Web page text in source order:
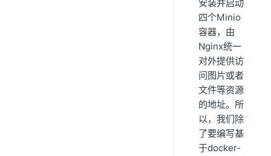
安装并启动
四个Minio
容器，由
Nginx统一
对外提供访
问图片或者
文件等资源
的地址。所
以，我们除
了要编写基
于docker-